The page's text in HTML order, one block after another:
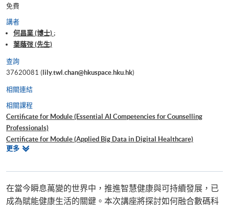
免費
講者
何昌業 (博士) ;
葉蔭弢 (先生)
查詢
37620081 (lily.twl.chan@hkuspace.hku.hk)
相關連結
相關課程
Certificate for Module (Essential AI Competencies for Counselling
Professionals)
Certificate for Module (Applied Big Data in Digital Healthcare)
Certificate for Module (Essential AI Competencies for Healthcare
Certificate for Module (AI Competencies for ESG Professionals)
更多相
在當今瞬息萬變的世界中，推進智慧健康與可持續發展，已
成為賦能健康生活的關鍵。本次講座將探討如何融合數碼科